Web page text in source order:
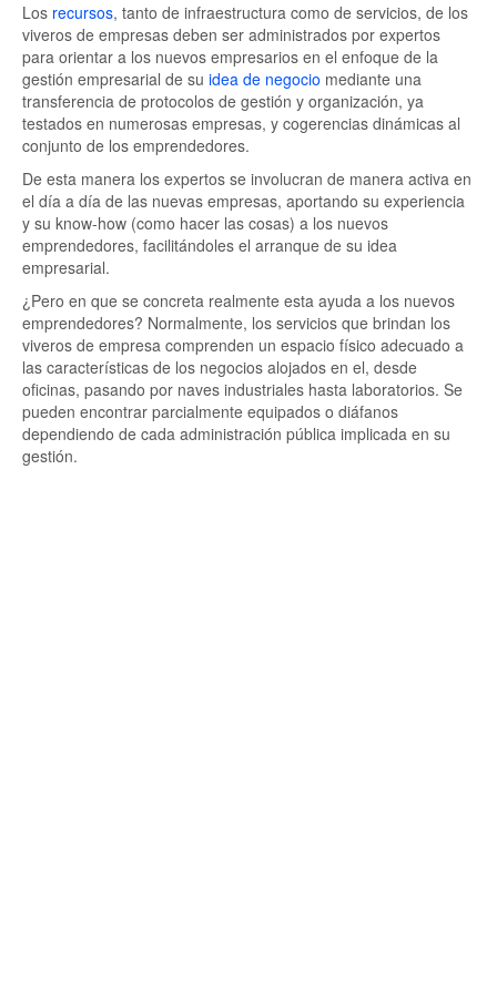
Los recursos, tanto de infraestructura como de servicios, de los
viveros de empresas deben ser administrados por expertos
para orientar a los nuevos empresarios en el enfoque de la
gestión empresarial de su idea de negocio mediante una
transferencia de protocolos de gestión y organización, ya
testados en numerosas empresas, y cogerencias dinámicas al
conjunto de los emprendedores.
De esta manera los expertos se involucran de manera activa en
el día a día de las nuevas empresas, aportando su experiencia
y su know-how (como hacer las cosas) a los nuevos
emprendedores, facilitándoles el arranque de su idea
empresarial.
¿Pero en que se concreta realmente esta ayuda a los nuevos
emprendedores? Normalmente, los servicios que brindan los
viveros de empresa comprenden un espacio físico adecuado a
las características de los negocios alojados en el, desde
oficinas, pasando por naves industriales hasta laboratorios. Se
pueden encontrar parcialmente equipados o diáfanos
dependiendo de cada administración pública implicada en su
gestión.